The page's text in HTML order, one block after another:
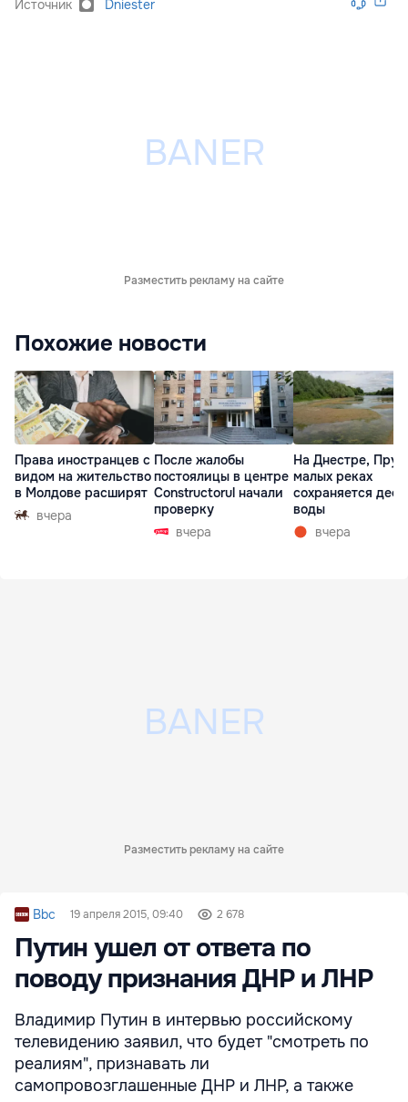
Источник Dniester
Разместить рекламу на сайте
Похожие новости
Права иностранцев с
видом на жительство
в Молдове расширят
вчера
После жалобы
постоялицы в центре
Constructorul начали
проверку
вчера
На Днестре,
малых реках
сохраняется
воды
вчера
Разместить рекламу на сайте
Bbc 19 апреля 2015, 09:40 2 678
Путин ушел от ответа по
поводу признания ДНР и ЛНР
Владимир Путин в интервью российскому
телевидению заявил, что будет "смотреть по
реалиям", признавать ли
самопровозглашенные ДНР и ЛНР, а также